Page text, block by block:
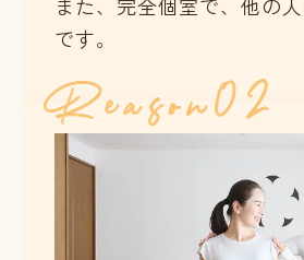
です。